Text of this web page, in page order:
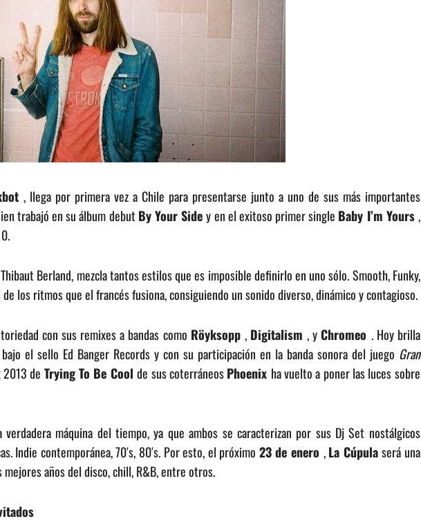
, llega por primera vez a Chile para presentarse junto a uno de sus más importantes
trabajó en su álbum debut By Your Sidey en el exitoso primer single Baby I’m Yours,
Berland, mezcla tantos estilos que es imposible definirlo en uno sólo. Smooth, Funky,
los ritmos que el francés fusiona, consiguiendo un sonido diverso, dinámico y contagioso.
con sus remixes a bandas como Röyksopp , Digitalism, yChromeo . Hoy brilla
el sello Ed Banger Records y con su participación en la banda sonora del juego Gran
de Trying To Be Coolde sus coterráneosPhoenix ha vuelto a poner las luces sobre
máquina del tiempo, ya que ambos se caracterizan por sus Dj Set nostálgicos
Indie contemporánea, 70′s, 80′s. Por esto, el próximo 23 de enero ,La Cúpulaserá una
años del disco, chill, R&B, entre otros.